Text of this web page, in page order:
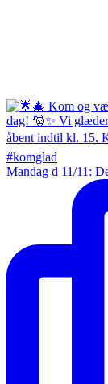
Mandag d 11/11: